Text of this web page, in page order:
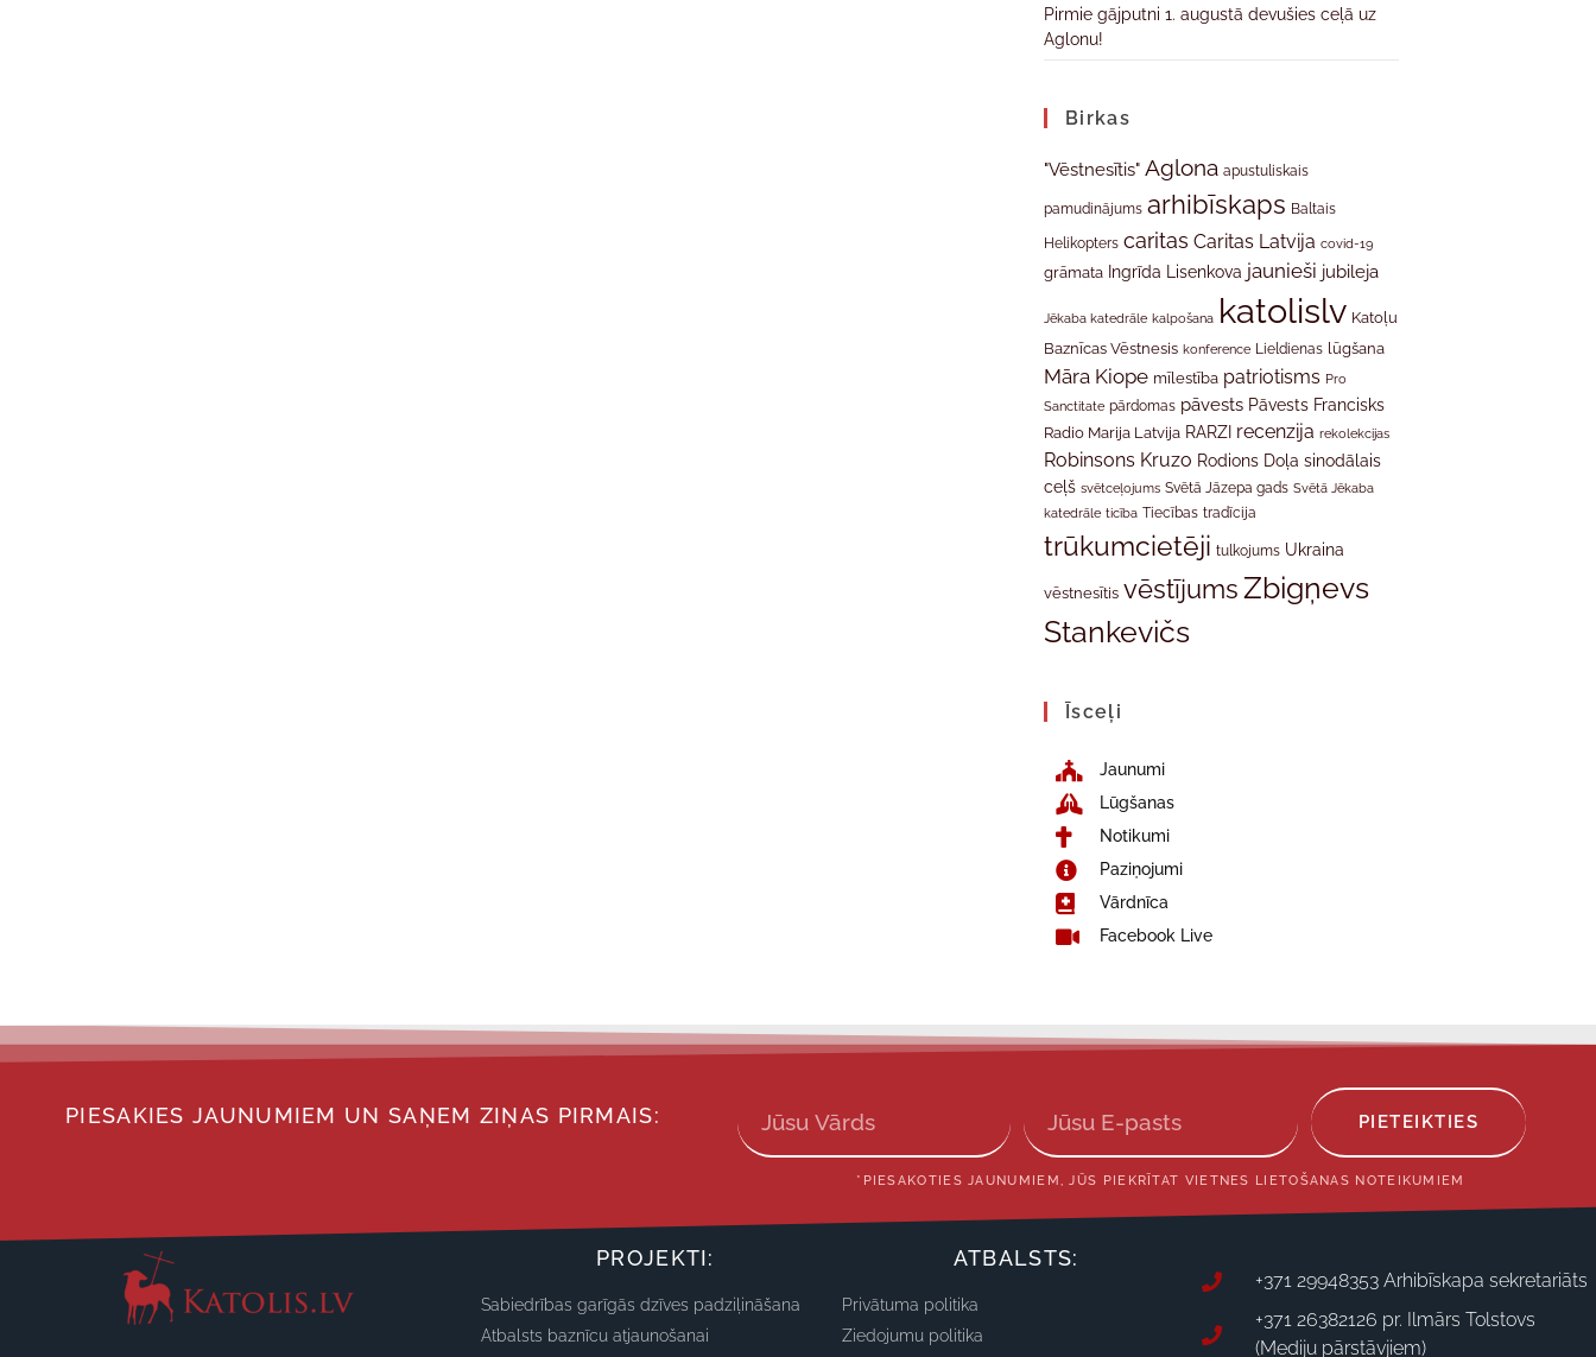
Pirmie gājputni 1. augustā devušies ceļā uz
Aglonu!
Birkas
"Vēstnesītis" Aglona apustuliskais
pamudinājums arhibīskaps Baltais
Helikopters caritas Caritas Latvija covid-19
grāmata Ingrīda Lisenkova jaunieši jubileja
Jēkaba katedrāle kalpošana katolislv Katoļu
Baznīcas Vēstnesis konference Lieldienas lūgšana
Māra Kiope mīlestība patriotisms Pro
Sanctitate pārdomas pāvests Pāvests Francisks
Radio Marija Latvija RARZI recenzija rekolekcijas
Robinsons Kruzo Rodions Doļa sinodālais
ceļš svētceļojums Svētā Jāzepa gads Svētā Jēkaba
katedrāle ticība Tiecības tradīcija
trūkumcietēji tulkojums Ukraina
vēstnesītis vēstījumsZbigņevs
Stankevičs
Īsceļi
Jaunumi
Lūgšanas
Notikumi
Paziņojumi
Vārdnīca
Facebook Live
PIESAKIES JAUNUMIEM UN SAŅEM ZIŅAS PIRMAIS: PIETEIKTIES
*PIESAKOTIES JAUNUMIEM, JŪS PIEKRĪTAT VIETNES LIETOŠANAS NOTEIKUMIEM
PROJEKTI:
Sabiedrības garīgās dzīves padziļināšana
Atbalsts baznīcu atjaunošanai
ATBALSTS:
Privātuma politika
Ziedojumu politika
+371 29948353 Arhibīskapa sekretariāts
+371 26382126 pr. Ilmārs Tolstovs
(Mediju pārstāvjiem)